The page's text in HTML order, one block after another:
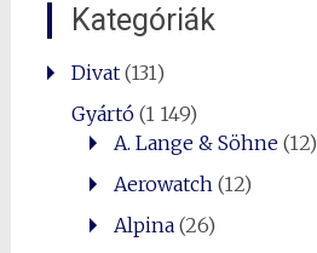
Kategóriák
Divat(131)
Gyártó(1 149)
A. Lange & Söhne(12)
Aerowatch (12)
Alpina(26)